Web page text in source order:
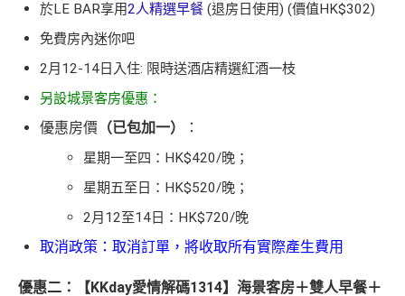
於LE BAR享用2人精選早餐 (退房日使用) (價值HK$302)
免費房內迷你吧
2月12-14日入住: 限時送酒店精選紅酒一枝
另設城景客房優惠：
優惠房價 （已包加一） ：
星期一至四：HK$420/晚；
星期五至日：HK$520/晚；
2月12至14日：HK$720/晚
取消政策：取消訂單，將收取所有實際產生費用
優惠二：【KKday愛情解碼1314】海景客房＋雙人早餐＋